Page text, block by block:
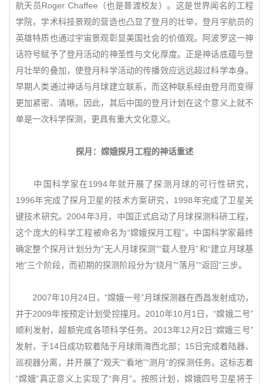
航天员Roger Chaffee（也是普渡校友）。这是世界闻名的工程
学院，学术科技景观的营造也凸显了登月的壮举，登月宇航员的
英雄特质也通过宇宙景观彰显美国社会的价值观。阿波罗这一神
话符号赋予了登月活动的神圣性与文化厚度。正是神话底蕴与登
月壮举的叠加，使登月科学活动的传播效应远远超过科学本身。
早期人类通过神话与月球建立联系，而这种联系经由登月而变得
更加紧密、清晰。因此，其后中国的登月计划在这个意义上就不
单是一次科学探测，更具有重大文化意义。
探月：嫦娥探月工程的神话重述
中国科学家在1994年就开展了探测月球的可行性研究，
1996年完成了探月卫星的技术方案研究，1998年完成了卫星关
键技术研究。2004年3月，中国正式启动了月球探测科研工程，
这个庞大的科学工程被命名为“嫦娥探月工程”。中国科学家最终
确定整个探月计划分为“无人月球探测”“载人登月”和“建立月球基
地”三个阶段，而初期的探测阶段分为“绕月”“落月”“返回”三步。
2007年10月24日，“嫦娥一号”月球探测器在西昌发射成功，
并于2009年按预定计划受控撞月。2010年10月1日，“嫦娥二号”
顺利发射，超额完成各项科学任务。2013年12月2日“嫦娥三号”
发射，于14日成功软着陆于月球雨海西北部；15日完成着陆器、
巡视器分离，并开展了“观天”“看地”“测月”的探测任务。这标志着
“嫦娥”真正意义上实现了“奔月”。按照计划，嫦娥四号卫星将于